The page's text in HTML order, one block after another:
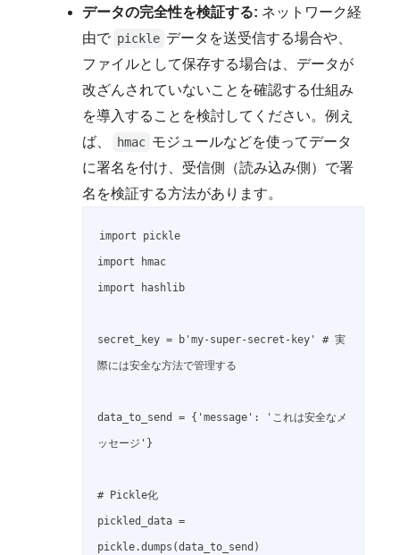
データの完全性を検証する: ネットワーク経
由で pickle データを送受信する場合や、
ファイルとして保存する場合は、データが
改ざんされていないことを確認する仕組み
を導入することを検討してください。例え
ば、
hmac モジュールなどを使ってデータ
に署名を付け、受信側（読み込み側）で署
名を検証する方法があります。
import pickle
import hmac
import hashlib
secret_key = b'my-super-secret-key' # 実
際には安全な方法で管理する
data_to_send = {'message': 'これは安全なメ
ッセージ'}
# Pickle化
pickled_data =
pickle.dumps(data_to_send)